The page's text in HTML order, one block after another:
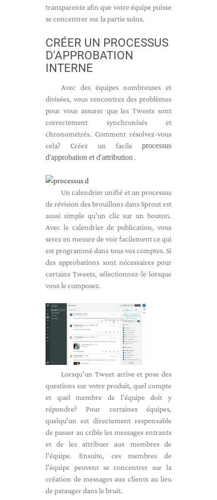
transparente afin que votre équipe puisse
se concentrer sur la partie soins.
CRÉER UN PROCESSUS
D'APPROBATION
INTERNE
Avec des équipes nombreuses et
divisées, vous rencontrez des problèmes
pour vous assurer que les Tweets sont
correctement synchronisés et
chronométrés. Comment résolvez-vous
cela? Créez un facile processus
d'approbation et d'attribution .
Un calendrier unifié et un processus
de révision des brouillons dans Sprout est
aussi simple qu'un clic sur un bouton.
Avec le calendrier de publication, vous
serez en mesure de voir facilement ce qui
est programmé dans tous vos comptes. Si
des approbations sont nécessaires pour
certains Tweets, sélectionnez-le lorsque
vous le composez.
Lorsqu'un Tweet arrive et pose des
questions sur votre produit, quel compte
et quel membre de l'équipe doit y
répondre? Pour certaines équipes,
quelqu'un est directement responsable
de passer au crible les messages entrants
et de les attribuer aux membres de
l'équipe. Ensuite, ces membres de
l'équipe peuvent se concentrer sur la
création de messages aux clients au lieu
de patauger dans le bruit.